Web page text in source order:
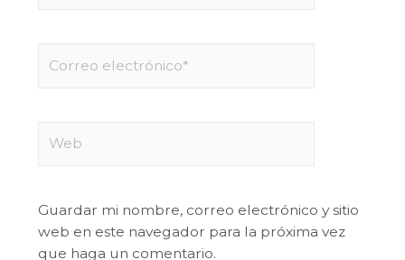
Guardar mi nombre, correo electrónico y sitio
web en este navegador para la próxima vez
que haga un comentario.